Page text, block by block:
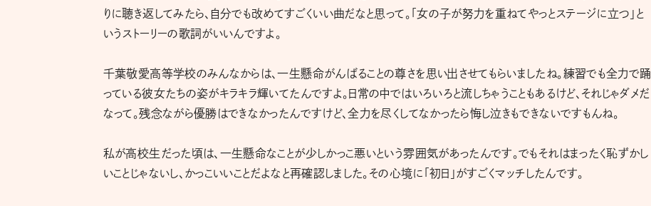
りに聴き返してみたら、自分でも改めてすごくいい曲だなと思って。「女の子が努力を重ねてやっとステージに立つ」と
いうストーリーの歌詞がいいんですよ。
千葉敬愛高等学校のみんなからは、一生懸命がんばることの尊さを思い出させてもらいましたね。練習でも全力で踊
っている彼女たちの姿がキラキラ輝いてたんですよ。日常の中ではいろいろと流しちゃうこともあるけど、それじゃダメだ
なって。残念ながら優勝はできなかったんですけど、全力を尽くしてなかったら悔し泣きもできないですもんね。
私が高校生だった頃は、一生懸命なことが少しかっこ悪いという雰囲気があったんです。でもそれはまったく恥ずかし
いことじゃないし、かっこいいことだよなと再確認しました。その心境に「初日」がすごくマッチしたんです。